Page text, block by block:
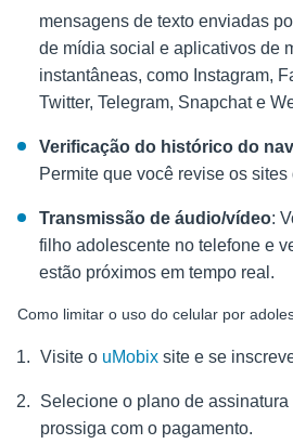
mensagens de texto enviadas
de mídia social e aplicativos de
instantâneas, como Instagram,
Twitter, Telegram, Snapchat e
Verificação do histórico do
Permite que você revise os
Transmissão de áudio/vídeo:
filho adolescente no telefone e
estão próximos em tempo real.
Como limitar o uso do celular por
Visite o uMobix site e se
Selecione o plano de
prossiga com o pagamento.